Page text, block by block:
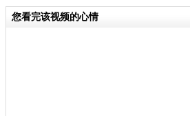
您看完该视频的心情